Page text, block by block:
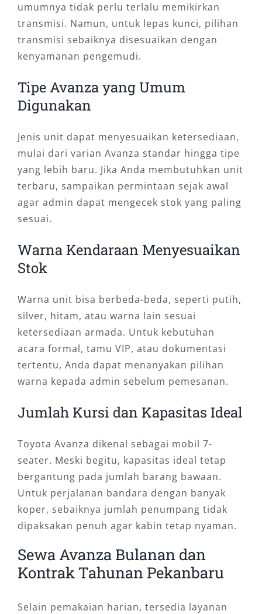
umumnya tidak perlu terlalu memikirkan
transmisi. Namun, untuk lepas kunci, pilihan
transmisi sebaiknya disesuaikan dengan
kenyamanan pengemudi.
Tipe Avanza yang Umum
Digunakan
Jenis unit dapat menyesuaikan ketersediaan,
mulai dari varian Avanza standar hingga tipe
yang lebih baru. Jika Anda membutuhkan unit
terbaru, sampaikan permintaan sejak awal
agar admin dapat mengecek stok yang paling
sesuai.
Warna Kendaraan Menyesuaikan
Stok
Warna unit bisa berbeda-beda, seperti putih,
silver, hitam, atau warna lain sesuai
ketersediaan armada. Untuk kebutuhan
acara formal, tamu VIP, atau dokumentasi
tertentu, Anda dapat menanyakan pilihan
warna kepada admin sebelum pemesanan.
Jumlah Kursi dan Kapasitas Ideal
Toyota Avanza dikenal sebagai mobil 7-
seater. Meski begitu, kapasitas ideal tetap
bergantung pada jumlah barang bawaan.
Untuk perjalanan bandara dengan banyak
koper, sebaiknya jumlah penumpang tidak
dipaksakan penuh agar kabin tetap nyaman.
Sewa Avanza Bulanan dan
Kontrak Tahunan Pekanbaru
Selain pemakaian harian, tersedia layanan